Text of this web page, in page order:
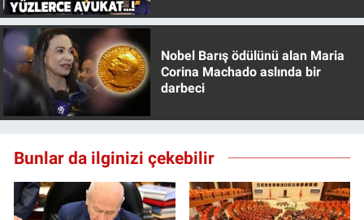
Nobel Barış ödülünü alan Maria
Corina Machado aslında bir
darbeci
Bunlar da ilginizi çekebilir